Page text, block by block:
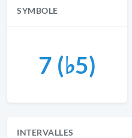
SYMBOLE
7 (♭5)
INTERVALLES